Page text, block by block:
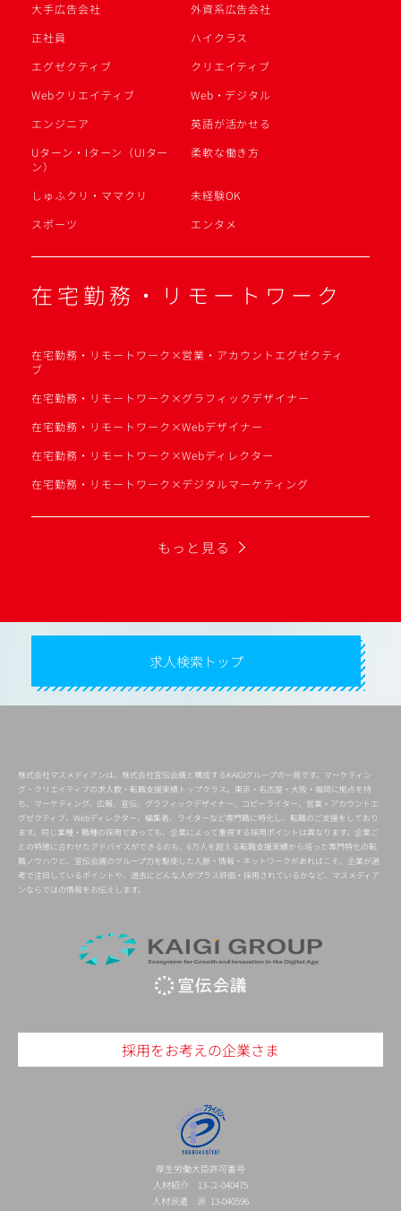
大手広告会社
外資系広告会社
正社員
ハイクラス
エグゼクティブ
クリエイティブ
Webクリエイティブ
Web・デジタル
エンジニア
英語が活かせる
Uターン・Iターン（UIター
ン）
柔軟な働き方
しゅふクリ・ママクリ
未経験OK
スポーツ
エンタメ
在宅勤務・リモートワーク
在宅勤務・リモートワーク×営業・アカウントエグゼクティ
ブ
在宅勤務・リモートワーク×グラフィックデザイナー
在宅勤務・リモートワーク×Webデザイナー
在宅勤務・リモートワーク×Webディレクター
在宅勤務・リモートワーク×デジタルマーケティング
もっと見る
求人検索トップ
株式会社マスメディアンは、株式会社宣伝会議と構成するKAIGIグループの一員です。マーケティン
グ・クリエイティブの求人数・転職支援実績トップクラス。東京・名古屋・大阪・福岡に拠点を持
ち、マーケティング、広報、宣伝、グラフィックデザイナー、コピーライター、営業・アカウントエ
グゼクティブ、Webディレクター、編集者、ライターなど専門職に特化し、転職のご支援をしており
ます。同じ業種・職種の採用であっても、企業によって重視する採用ポイントは異なります。企業ご
との特徴に合わせたアドバイスができるのも、6万人を超える転職支援実績から培った専門特化の転
職ノウハウと、宣伝会議のグループ力を駆使した人脈・情報・ネットワークがあればこそ。企業が選
考で注目しているポイントや、過去にどんな人がプラス評価・採用されているかなど、マスメディア
ンならではの情報をお伝えします。
採用をお考えの企業さま
厚生労働大臣許可番号
人材紹介 13-ユ-040475
人材派遣 派 13-040596